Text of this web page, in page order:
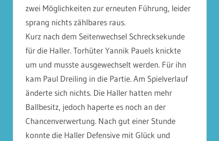
zwei Möglichkeiten zur erneuten Führung, leider
sprang nichts zählbares raus.
Kurz nach dem Seitenwechsel Schrecksekunde
für die Haller. Torhüter Yannik Pauels knickte
um und musste ausgewechselt werden. Für ihn
kam Paul Dreiling in die Partie. Am Spielverlauf
änderte sich nichts. Die Haller hatten mehr
Ballbesitz, jedoch haperte es noch an der
Chancenverwertung. Nach gut einer Stunde
konnte die Haller Defensive mit Glück und